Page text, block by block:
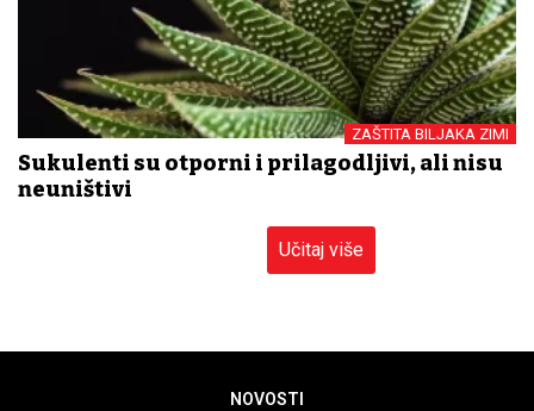
ZAŠTITA BILJAKA ZIMI
Sukulenti su otporni i prilagodljivi, ali nisu
neuništivi
Učitaj više
NOVOSTI